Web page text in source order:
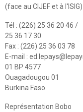
(face au CIJEF et à l'ISIG)
Tél : (226) 25 36 20 46 /
25 36 17 30
Fax : (226) 25 36 03 78
E-mail :
01 BP 4577
Ouagadougou 01
Burkina Faso
Représentation Bobo